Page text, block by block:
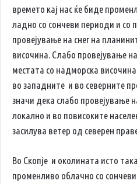
времето кај нас ќе биде
ладно со сончеви периоди и со
провејување на снег на
височина. Слабо провејување
местата со надморска
во западните и во северните
значи дека слабо провејување
локално и во повисоките
засилува ветер од северен
Во Скопје и околината исто
променливо облачно со